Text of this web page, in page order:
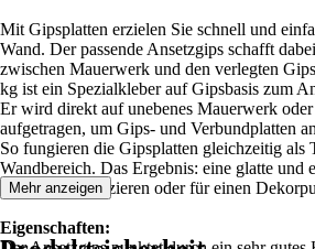
Mit Gipsplatten erzielen Sie schnell und
Wand. Der passende Ansetzgips schafft
zwischen Mauerwerk und den verlegten
kg ist ein Spezialkleber auf Gipsbasis zum
Er wird direkt auf unebenes Mauerwerk
aufgetragen, um Gips- und Verbundplatten
So fungieren die Gipsplatten gleichzeitig als
Wandbereich. Das Ergebnis: eine glatte und
Streichen, Tapezieren oder für einen
Eigenschaften:
Mehr anzeigen